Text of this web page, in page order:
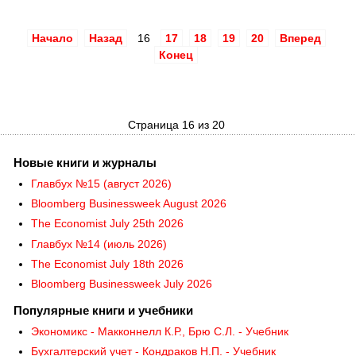
Начало Назад 16 17 18 19 20
Вперед
Конец
Страница 16 из 20
Новые книги и журналы
Главбух №15 (август 2026)
Bloomberg Businessweek August 2026
The Economist July 25th 2026
Главбух №14 (июль 2026)
The Economist July 18th 2026
Bloomberg Businessweek July 2026
Популярные книги и учебники
Экономикс - Макконнелл К.Р., Брю С.Л. - Учебник
Бухгалтерский учет - Кондраков Н.П. - Учебник